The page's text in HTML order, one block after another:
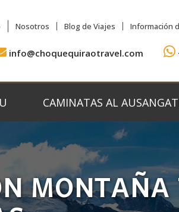
Nosotros Blog de Viajes Información
info@choquequiraotravel.com
CAMINATAS AL
MONTAÑA